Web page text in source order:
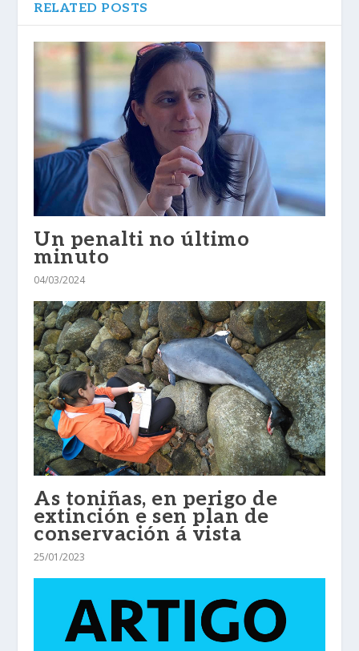
RELATED POSTS
Un penalti no último
minuto
04/03/2024
As toniñas, en perigo de
extinción e sen plan de
conservación á vista
25/01/2023